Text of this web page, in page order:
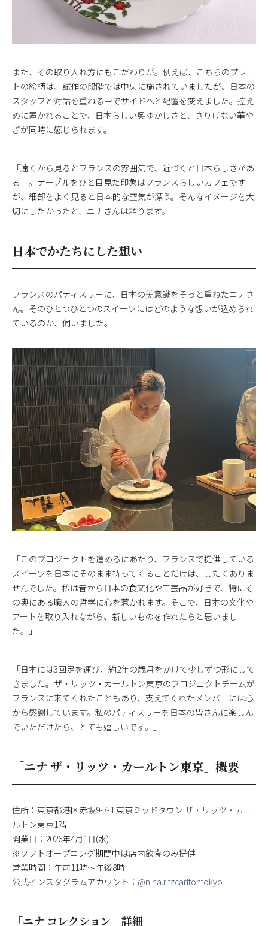
また、その取り入れ方にもこだわりが。例えば、こちらのプレー
トの絵柄は、試作の段階では中央に施されていましたが、日本の
スタッフと対話を重ねる中でサイドへと配置を変えました。控え
めに置かれることで、日本らしい奥ゆかしさと、さりげない華や
ぎが同時に感じられます。
「遠くから見るとフランスの雰囲気で、近づくと日本らしさがあ
る」。テーブルをひと目見た印象はフランスらしいカフェです
が、細部をよく見ると日本的な空気が漂う。そんなイメージを大
切にしたかったと、ニナさんは語ります。
日本でかたちにした想い
フランスのパティスリーに、日本の美意識をそっと重ねたニナさ
ん。そのひとつひとつのスイーツにはどのような想いが込められ
ているのか、伺いました。
「このプロジェクトを進めるにあたり、フランスで提供している
スイーツを日本にそのまま持ってくることだけは、したくありま
せんでした。私は昔から日本の食文化や工芸品が好きで、特にそ
の奥にある職人の哲学に心を惹かれます。そこで、日本の文化や
アートを取り入れながら、新しいものを作れたらと思いまし
た。」
「日本には3回足を運び、約2年の歳月をかけて少しずつ形にして
きました。ザ・リッツ・カールトン東京のプロジェクトチームが
フランスに来てくれたこともあり、支えてくれたメンバーには心
から感謝しています。私のパティスリーを日本の皆さんに楽しん
でいただけたら、とても嬉しいです。」
「ニナ ザ・リッツ・カールトン東京」概要
住所：東京都港区赤坂9-7-1 東京ミッドタウン ザ・リッツ・カー
ルトン東京1階
開業日：2026年4月1日(水)
※ソフトオープニング期間中は店内飲食のみ提供
営業時間：午前11時〜午後8時
公式インスタグラムアカウント： @nina.ritzcarltontokyo
「ニナ コレクション」詳細